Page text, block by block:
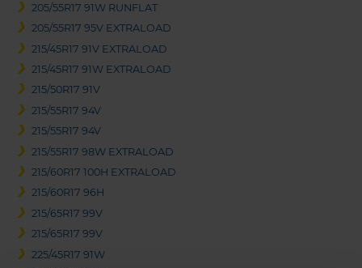
205/55R17 91W RUNFLAT
205/55R17 95V EXTRALOAD
215/45R17 91V EXTRALOAD
215/45R17 91W EXTRALOAD
215/50R17 91V
215/55R17 94V
215/55R17 94V
215/55R17 98W EXTRALOAD
215/60R17 100H EXTRALOAD
215/60R17 96H
215/65R17 99V
215/65R17 99V
225/45R17 91W